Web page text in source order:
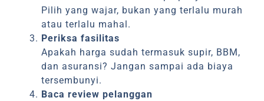
Pilih yang wajar, bukan yang terlalu murah
atau terlalu mahal.
Periksa fasilitas
Apakah harga sudah termasuk supir, BBM,
dan asuransi? Jangan sampai ada biaya
tersembunyi.
Baca review pelanggan